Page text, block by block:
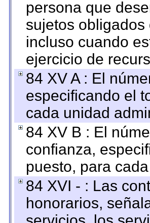
persona que
sujetos
incluso cuando
ejercicio de
84 XV A : El
especificando el
cada unidad
84 XV B : El
confianza,
puesto, para
84 XVI - : Las
honorarios,